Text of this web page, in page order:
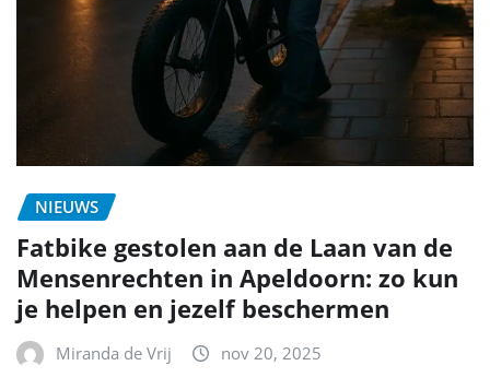
NIEUWS
Fatbike gestolen aan de Laan van de
Mensenrechten in Apeldoorn: zo kun
je helpen en jezelf beschermen
Miranda de Vrij nov 20, 2025